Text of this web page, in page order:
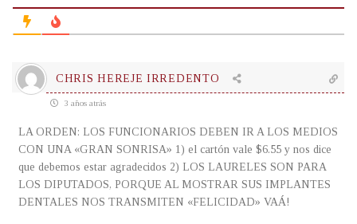
CHRIS HEREJE IRREDENTO
3 años atrás
LA ORDEN: LOS FUNCIONARIOS DEBEN IR A LOS MEDIOS
CON UNA «GRAN SONRISA» 1) el cartón vale $6.55 y nos dice
que debemos estar agradecidos 2) LOS LAURELES SON PARA
LOS DIPUTADOS, PORQUE AL MOSTRAR SUS IMPLANTES
DENTALES NOS TRANSMITEN «FELICIDAD» VAÁ!